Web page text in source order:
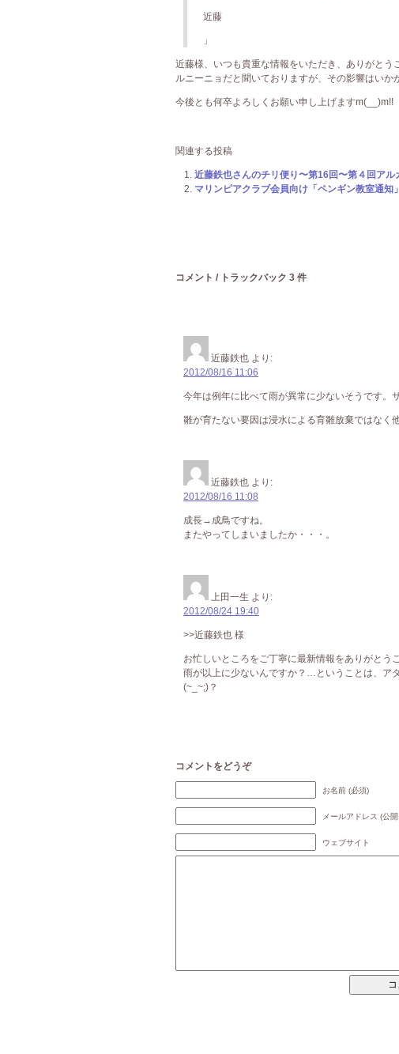
近藤
」
近藤様、いつも貴重な情報をいただき、ありがと
ルニーニョだと聞いておりますが、その影響はいか
今後とも何卒よろしくお願い申し上げますm(__)m!!
関連する投稿
近藤鉄也さんのチリ便り〜第16回〜第４回ア
マリンピアクラブ会員向け「ペンギン教室通
コメント / トラックバック 3 件
近藤鉄也 より:
2012/08/16 11:06
今年は例年に比べて雨が異常に少ないそうです。
雛が育たない要因は浸水による育雛放棄ではなく
近藤鉄也 より:
2012/08/16 11:08
成長→成鳥ですね。
またやってしまいましたか・・・。
上田一生 より:
2012/08/24 19:40
>>近藤鉄也 様
お忙しいところをご丁寧に最新情報をありがとう
雨が以上に少ないんですか？…ということは、ア
(~_~;)？
コメントをどうぞ
お名前 (必須)
メールアドレス (公
ウェブサイト